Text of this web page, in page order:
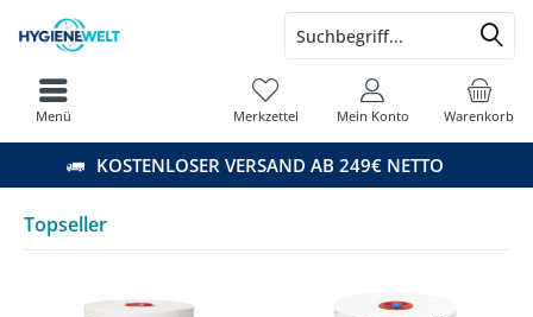
KOSTENLOSER VERSAND AB 249€ NETTO
Warenkorb
Merkzettel Mein Konto
Menü
Topseller